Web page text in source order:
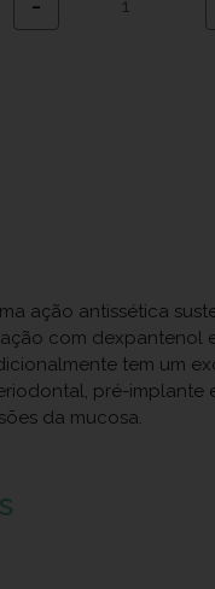
−
ação antissética
com
tem um
pré-
da mucosa.